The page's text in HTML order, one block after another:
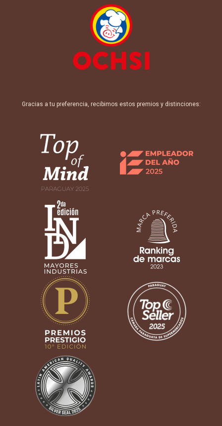
Gracias a tu preferencia, recibimos estos premios y distinciones: